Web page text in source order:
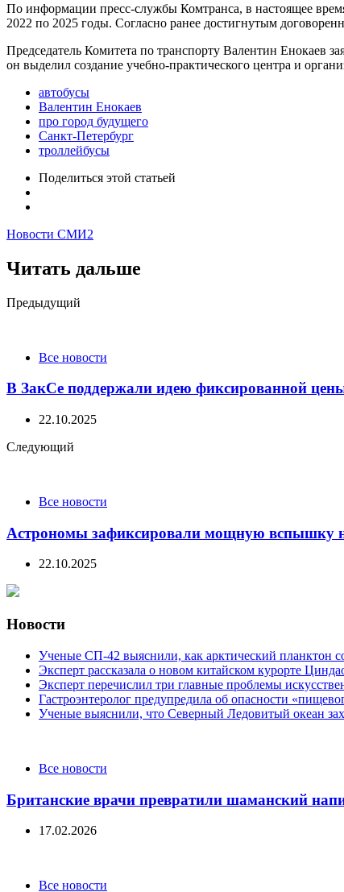
По информации пресс-службы Комтранса, в настоящее
2022 по 2025 годы. Согласно ранее достигнутым
Председатель Комитета по транспорту Валентин Енокаев
он выделил создание учебно-практического центра и
автобусы
Валентин Енокаев
про город будущего
Санкт-Петербург
троллейбусы
Поделиться этой статьей
Новости СМИ2
Читать дальше
Post
Предыдущий
Все новости
В ЗакСе поддержали идею фиксированной
22.10.2025
Следующий
Все новости
Астрономы зафиксировали мощную вспышку
22.10.2025
Новости
Ученые СП-42 выяснили, как арктический планктон
Эксперт рассказала о новом китайском курорте
Эксперт перечислил три главные проблемы
Гастроэнтеролог предупредила об опасности
Ученые выяснили, что Северный Ледовитый океан
CategoriesВсе новости
Британские врачи превратили шаманский
17.02.2026
CategoriesВсе новости